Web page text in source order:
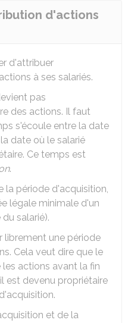
d'actions
d'attribuer
à ses salariés.
pas
des actions. Il faut
s'écoule entre la date
date où le salarié
Ce temps est
.
la période d'acquisition,
légale minimale d'un
salarié).
librement une période
Cela veut dire que le
actions avant la fin
est devenu propriétaire
et de la